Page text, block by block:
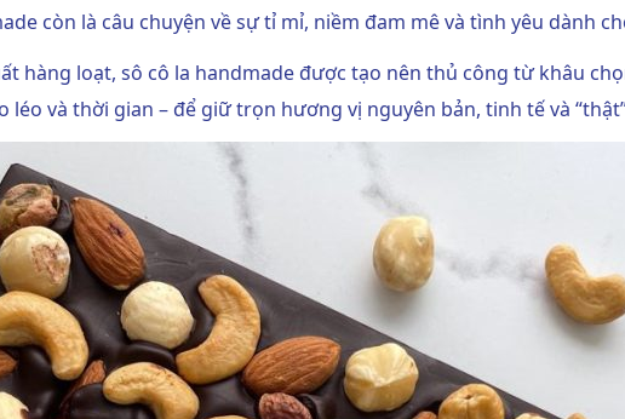
còn là câu chuyện về sự tỉ mỉ, niềm đam mê và tình yêu dành
hàng loạt, sô cô la handmade được tạo nên thủ công từ khâu
và thời gian – để giữ trọn hương vị nguyên bản, tinh tế và